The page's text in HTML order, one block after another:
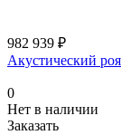
982 939 ₽
Акустический
0
Нет в наличии
Заказать